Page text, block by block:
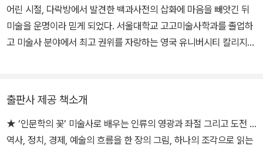
어린 시절, 다락방에서 발견한 백과사전의 삽화에 마음을 빼앗긴 뒤
미술을 운명이라 믿게 되었다. 서울대학교 고고미술사학과를 졸업하
고 미술사 분야에서 최고 권위를 자랑하는 영국 유니버시티 칼리지
서양미술을 상업주의와 연결한 연구로 학계의 주목을 받고 있다. 유
학 시절, 도서관보다 박물관에서 더 많은 시간을 보내면서 미술관, 박
물관 가이드를 가장 재미있게 인도하는 학생으로 유명세를 탔다. 다
출판사 제공 책소개
★ ‘인문학의 꽃’ 미술사로 배우는 인류의 영광과 좌절 그리고 도전 …
역사, 정치, 경제, 예술의 흐름을 한 장의 그림, 하나의 조각으로 읽는